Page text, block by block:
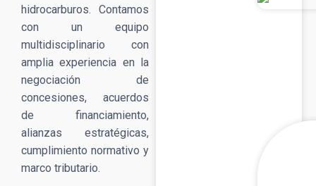
hidrocarburos. Contamos
con un equipo
multidisciplinario con
amplia experiencia en la
negociación de
concesiones, acuerdos
de financiamiento,
alianzas estratégicas,
cumplimiento normativo y
marco tributario.